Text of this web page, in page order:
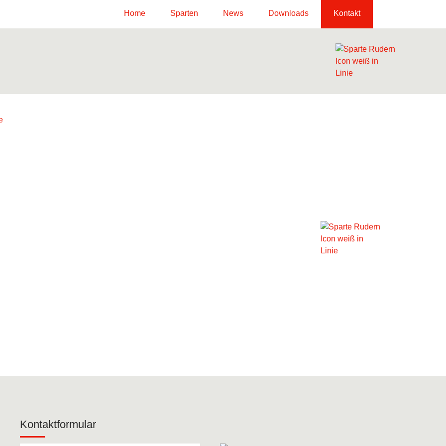
Home Sparten News Downloads Kontakt
Kontaktformular